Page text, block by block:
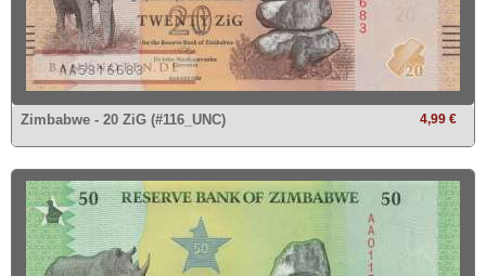
4,99 €
Zimbabwe - 20 ZiG (#116_UNC)